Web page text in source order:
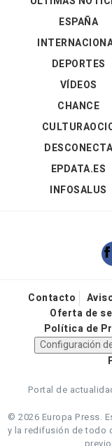
ESPAÑA
DEPORTES
VÍDEOS
CHANCE
DESCONECTA
EPDATA.ES
INFOSALUS
Contacto
Oferta de
Política de
Configuración
Portal de
© 2026 Europa Press.
y la redifusión de todo